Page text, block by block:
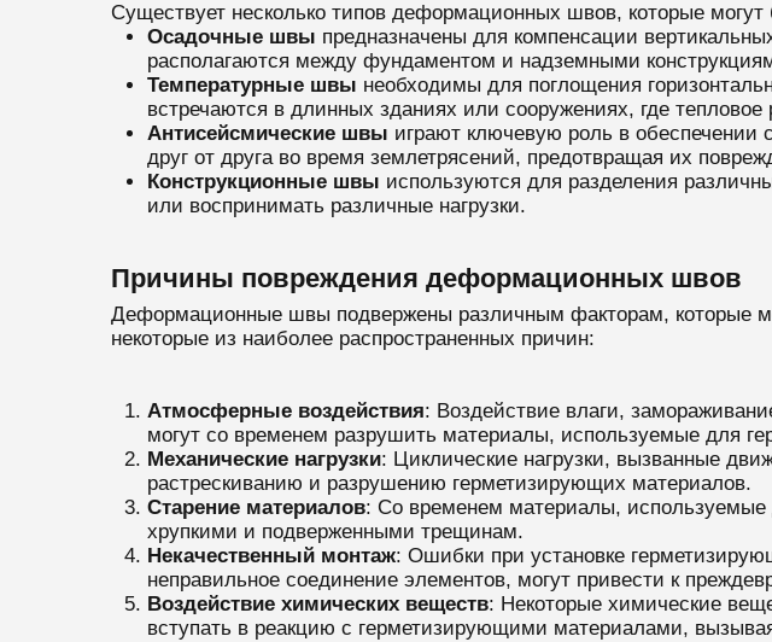
Существует несколько типов деформационных швов, которые
Осадочные швы предназначены для компенсации
располагаются между фундаментом и надземными
Температурные швы необходимы для поглощения
встречаются в длинных зданиях или сооружениях, где
Антисейсмические швы играют ключевую роль в обеспечении
друг от друга во время землетрясений, предотвращая их
Конструкционные швы используются для разделения
или воспринимать различные нагрузки.
Причины повреждения деформационных швов
Деформационные швы подвержены различным факторам, которые
некоторые из наиболее распространенных причин:
Атмосферные воздействия: Воздействие влаги,
могут со временем разрушить материалы, используемые для
Механические нагрузки: Циклические нагрузки, вызванные
растрескиванию и разрушению герметизирующих материалов.
Старение материалов: Со временем материалы, используемые
хрупкими и подверженными трещинам.
Некачественный монтаж: Ошибки при установке
неправильное соединение элементов, могут привести к
Воздействие химических веществ: Некоторые химические
вступать в реакцию с герметизирующими материалами,